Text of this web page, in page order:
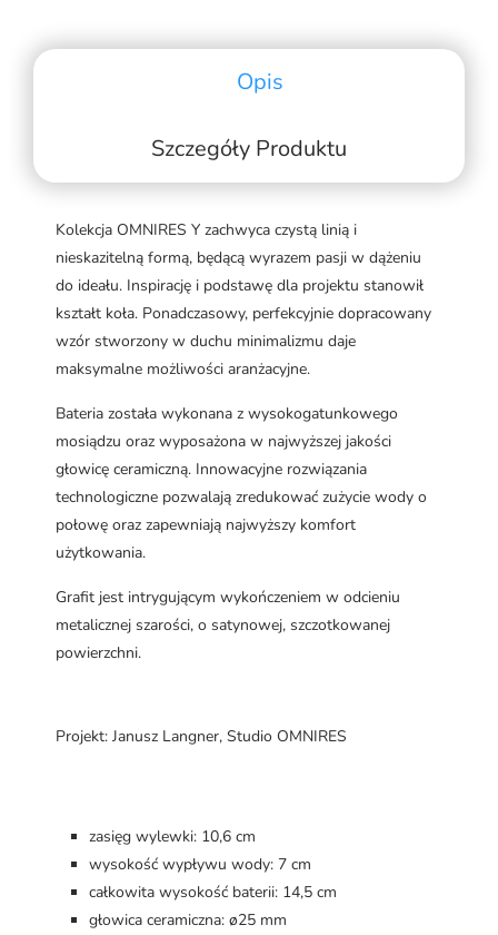
Opis
Szczegóły Produktu
Kolekcja OMNIRES Y zachwyca czystą linią i
nieskazitelną formą, będącą wyrazem pasji w dążeniu
do ideału. Inspirację i podstawę dla projektu stanowił
kształt koła. Ponadczasowy, perfekcyjnie dopracowany
wzór stworzony w duchu minimalizmu daje
maksymalne możliwości aranżacyjne.
Bateria została wykonana z wysokogatunkowego
mosiądzu oraz wyposażona w najwyższej jakości
głowicę ceramiczną. Innowacyjne rozwiązania
technologiczne pozwalają zredukować zużycie wody o
połowę oraz zapewniają najwyższy komfort
użytkowania.
Grafit jest intrygującym wykończeniem w odcieniu
metalicznej szarości, o satynowej, szczotkowanej
powierzchni.
Projekt: Janusz Langner, Studio OMNIRES
zasięg wylewki: 10,6 cm
wysokość wypływu wody: 7 cm
całkowita wysokość baterii: 14,5 cm
głowica ceramiczna: ø25 mm